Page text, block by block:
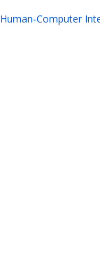
Human-Computer